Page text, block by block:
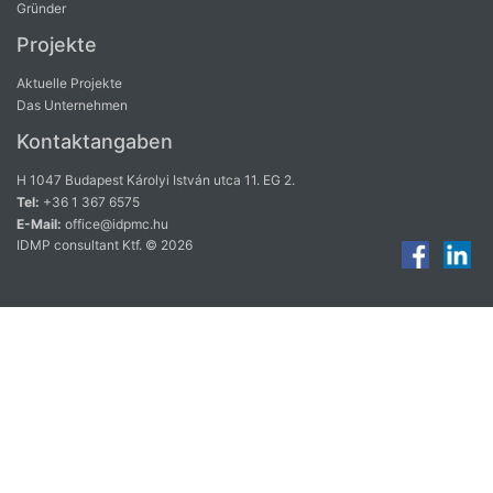
Gründer
Projekte
Aktuelle Projekte
Das Unternehmen
Kontaktangaben
H 1047 Budapest Károlyi István utca 11. EG 2.
Tel: +36 1 367 6575
E-Mail: office@idpmc.hu
IDMP consultant Ktf. © 2026